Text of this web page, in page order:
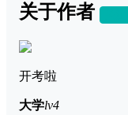
关于作者
开考啦
大学lv4